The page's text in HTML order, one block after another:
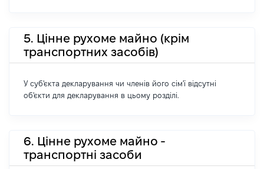
5. Цінне рухоме майно (крім
транспортних засобів)
У суб'єкта декларування чи членів його сім'ї відсутні
об'єкти для декларування в цьому розділі.
6. Цінне рухоме майно -
транспортні засоби